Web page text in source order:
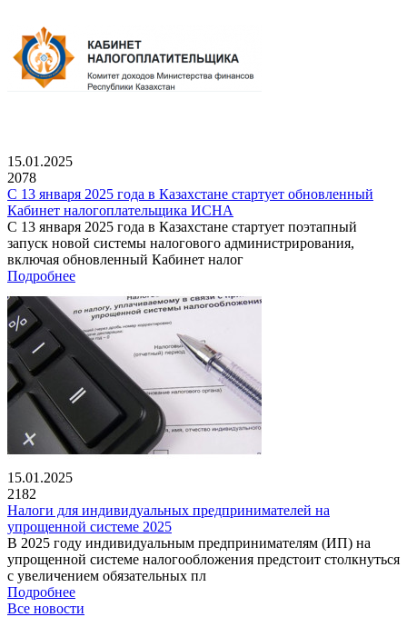
15.01.2025
2078
С 13 января 2025 года в Казахстане стартует обновленный
Кабинет налогоплательщика ИСНА
С 13 января 2025 года в Казахстане стартует поэтапный
запуск новой системы налогового администрирования,
включая обновленный Кабинет налог
Подробнее
15.01.2025
2182
Налоги для индивидуальных предпринимателей на
упрощенной системе 2025
В 2025 году индивидуальным предпринимателям (ИП) на
упрощенной системе налогообложения предстоит столкнуться
с увеличением обязательных пл
Подробнее
Все новости